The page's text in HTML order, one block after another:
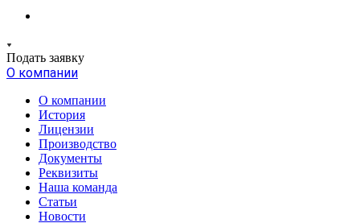
Подать заявку
О компании
О компании
История
Лицензии
Производство
Документы
Реквизиты
Наша команда
Статьи
Новости